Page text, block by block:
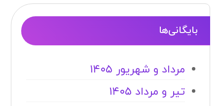
بایگانی‌ها
مرداد و شهریور ۱۴۰۵
تیر و مرداد ۱۴۰۵